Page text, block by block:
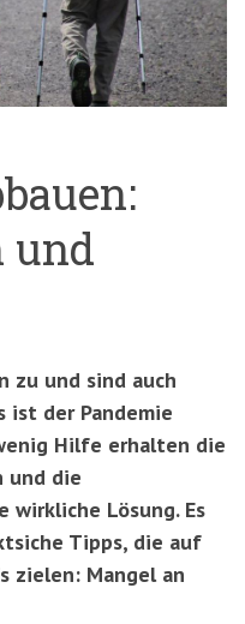
und
zu und sind auch
ist der Pandemie
Hilfe erhalten die
und die
Lösung. Es
Tipps, die auf
zielen: Mangel an